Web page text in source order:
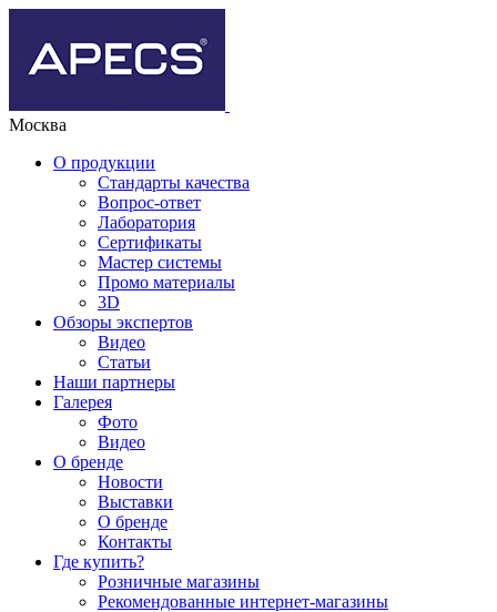
Москва
О продукции
Стандарты качества
Вопрос-ответ
Лаборатория
Сертификаты
Мастер системы
Промо материалы
3D
Обзоры экспертов
Видео
Статьи
Наши партнеры
Галерея
Фото
Видео
О бренде
Новости
Выставки
О бренде
Контакты
Где купить?
Розничные магазины
Рекомендованные интернет-магазины